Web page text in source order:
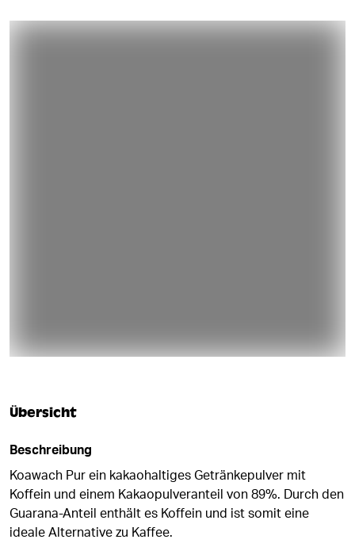
Übersicht
Beschreibung
Koawach Pur ein kakaohaltiges Getränkepulver mit
Koffein und einem Kakaopulveranteil von 89%. Durch den
Guarana-Anteil enthält es Koffein und ist somit eine
ideale Alternative zu Kaffee.